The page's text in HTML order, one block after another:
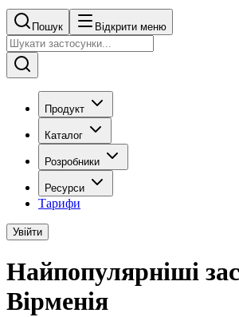
Пошук Відкрити меню
Продукт
Каталог
Розробники
Ресурси
Тарифи
Увійти
Найпопулярніші
Вірменія